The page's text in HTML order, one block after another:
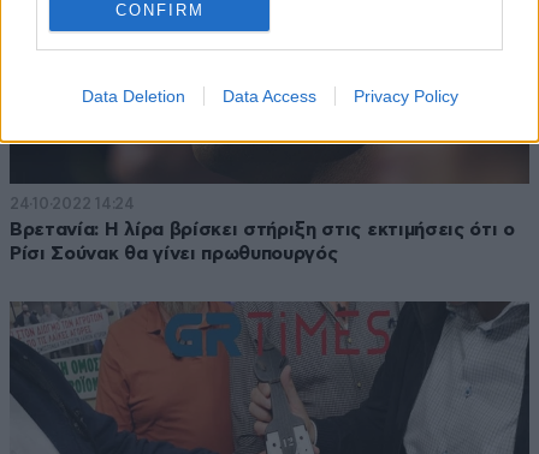
CONFIRM
Data Deletion Data Access Privacy Policy
24·10·2022 14:24
Βρετανία: Η λίρα βρίσκει στήριξη στις εκτιμήσεις ότι ο
Ρίσι Σούνακ θα γίνει πρωθυπουργός